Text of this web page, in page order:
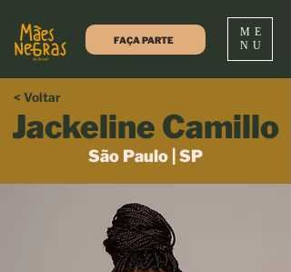
FAÇA PARTE
ME
NU
< Voltar
Jackeline Camillo
São Paulo | SP